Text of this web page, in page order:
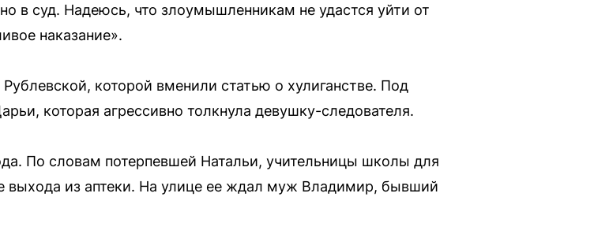
в суд. Надеюсь, что злоумышленникам не удастся уйти от
наказание».
которой вменили статью о хулиганстве. Под
которая агрессивно толкнула девушку-следователя.
По словам потерпевшей Натальи, учительницы школы для
выхода из аптеки. На улице ее ждал муж Владимир, бывший